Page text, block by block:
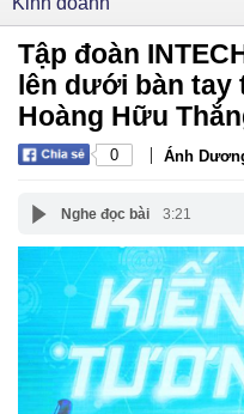
Tập đoàn
lên dưới bàn tay
Hoàng Hữu
0 | Ánh
Nghe đọc bài 3:21